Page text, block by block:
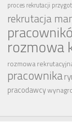
proces rekrutacji
rekrutacja
rozmowa
rozmowa
pracownika
pracodawcy